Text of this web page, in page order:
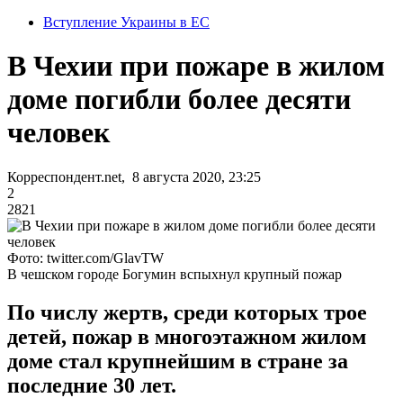
Вступление Украины в ЕС
В Чехии при пожаре в жилом
доме погибли более десяти
человек
Корреспондент.net, 8 августа 2020, 23:25
2
2821
Фото: twitter.com/GlavTW
В чешском городе Богумин вспыхнул крупный пожар
По числу жертв, среди которых трое
детей, пожар в многоэтажном жилом
доме стал крупнейшим в стране за
последние 30 лет.